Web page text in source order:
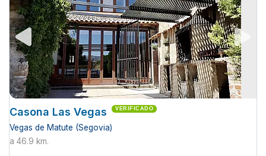
Casona Las Vegas VERIFICADO
Vegas de Matute (Segovia)
a 46.9 km.